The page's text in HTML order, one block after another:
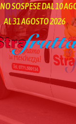
SOSPESE DAL 10
AL 31 AGOSTO 2026
freschi e genuini.
Italia.
Azienda
a 49€.